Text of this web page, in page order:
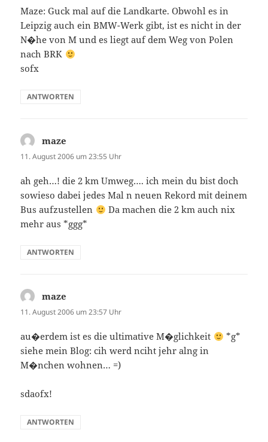
Maze: Guck mal auf die Landkarte. Obwohl es in
Leipzig auch ein BMW-Werk gibt, ist es nicht in der
N�he von M und es liegt auf dem Weg von Polen
nach BRK
sofx
ANTWORTEN
maze
11. August 2006 um 23:55 Uhr
ah geh…! die 2 km Umweg…. ich mein du bist doch
sowieso dabei jedes Mal n neuen Rekord mit deinem
Bus aufzustellen
Da machen die 2 km auch nix
mehr aus *ggg*
ANTWORTEN
maze
11. August 2006 um 23:57 Uhr
au�erdem ist es die ultimative M�glichkeit
*g*
siehe mein Blog: cih werd nciht jehr alng in
M�nchen wohnen… =)
sdaofx!
ANTWORTEN